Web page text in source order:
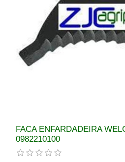
FACA ENFARDADEIRA
0982210100